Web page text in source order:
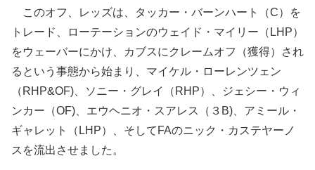
このオフ、レッズは、タッカー・バーンハート（C）を
トレード、ローテーションのウェイド・マイリー（LHP）
をウェーバーにかけ、カブスにクレームオフ（獲得）され
るという事態から始まり、マイケル・ローレンツェン
（RHP&OF)、ソニー・グレイ（RHP）、ジェシー・ウィ
ンカー（OF)、エウヘニオ・スアレス（３B)、アミール・
ギャレット（LHP）、そしてFAのニック・カステヤーノ
スを流出させました。